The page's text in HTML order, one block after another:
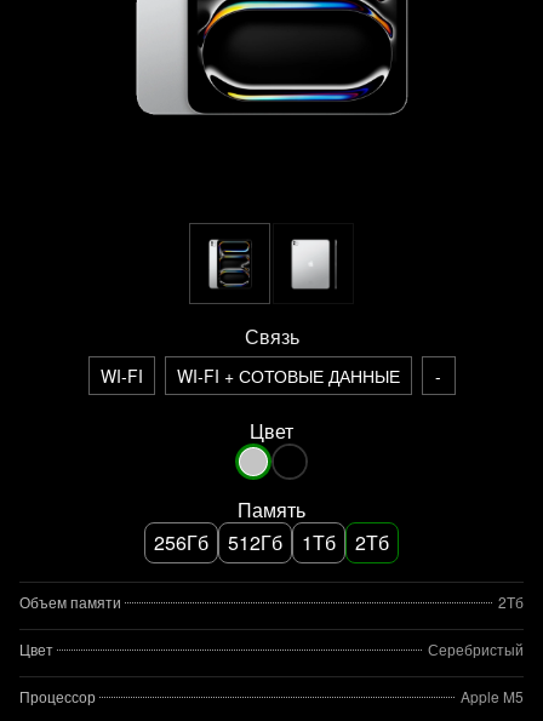
Связь
WI-FI WI-FI + СОТОВЫЕ ДАННЫЕ -
Цвет
Память
256Гб
512Гб 1Тб 2Тб
Объем памяти 2Тб
Цвет Серебристый
Процессор Apple M5